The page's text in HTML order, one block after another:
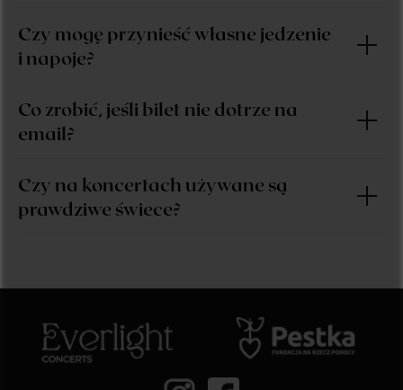
Czy mogę przynieść własne jedzenie
i napoje?
Co zrobić, jeśli bilet nie dotrze na
email?
Czy na koncertach używane są
prawdziwe świece?